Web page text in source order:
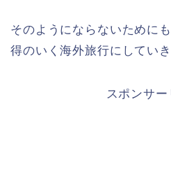
そのようにならないために
得のいく海外旅行にしてい
スポンサー